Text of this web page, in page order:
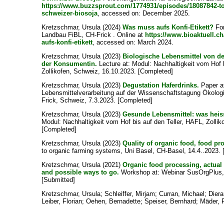
https://www.buzzsprout.com/1774931/episodes/18087842-
schweizer-biosoja, accessed on: December 2025.
Kretzschmar, Ursula(2024)Was muss aufs Konfi-Etikett?
Landbau FiBL, CH-Frick . Online at https://
aufs-konfi-etikett, accessed on: March 2024.
Kretzschmar, Ursula(2023) Biologische Lebensmittel von
der Konsumentin. Lecture at: Modul: Nachhaltigkeit vom Hof
Zollikofen, Schweiz, 16.10.2023. [Completed]
Kretzschmar, Ursula(2023) Degustation Haferdrinks. Paper
Lebensmittelverarbeitung auf der Wissenschaftstagung
Frick, Schweiz, 7.3.2023. [Completed]
Kretzschmar, Ursula(2023)Gesunde Lebensmittel: was
Modul: Nachhaltigkeit vom Hof bis auf den Teller, HAFL,
[Completed]
Kretzschmar, Ursula(2023)Quality of organic food, food
to organic farming systems, Uni Basel, CH-Basel, 14.4..2023.
Kretzschmar, Ursula(2021)Organic food processing,
and possible ways to go. Workshop at: Webinar
[Submitted]
Kretzschmar, Ursula;Schleiffer, Mirjam;Curran, Michael ;
Leiber, Florian;Oehen, Bernadette;Speiser, Bernhard; Mäder,